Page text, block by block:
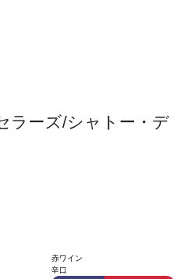
ラーズ/シャトー・デ
赤ワイン
辛口